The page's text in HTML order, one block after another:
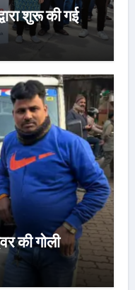
शुरू की गई
की गोली